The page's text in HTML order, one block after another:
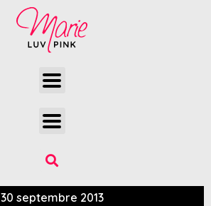
30 septembre 2013